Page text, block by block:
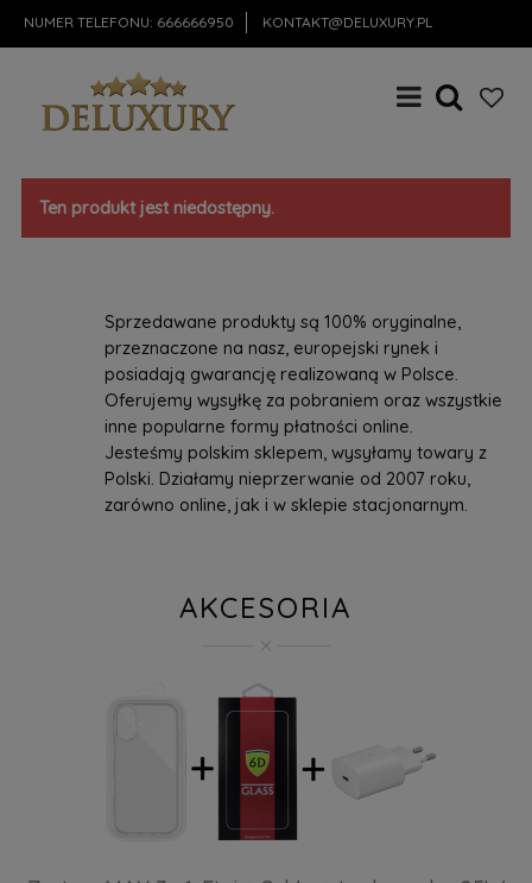
NUMER TELEFONU: 666666950 KONTAKT@DELUXURY.PL
Ten produkt jest niedostępny.
Sprzedawane produkty są 100% oryginalne,
przeznaczone na nasz, europejski rynek i
posiadają gwarancję realizowaną w Polsce.
Oferujemy wysyłkę za pobraniem oraz wszystkie
inne popularne formy płatności online.
Jesteśmy polskim sklepem, wysyłamy towary z
Polski. Działamy nieprzerwanie od 2007 roku,
zarówno online, jak i w sklepie stacjonarnym.
AKCESORIA